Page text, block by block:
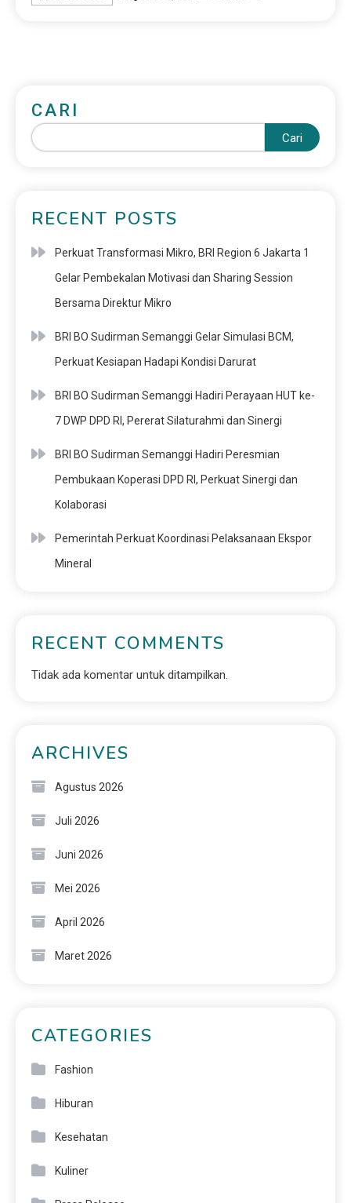
CARI
Cari
RECENT POSTS
Perkuat Transformasi Mikro, BRI Region 6 Jakarta 1
Gelar Pembekalan Motivasi dan Sharing Session
Bersama Direktur Mikro
BRI BO Sudirman Semanggi Gelar Simulasi BCM,
Perkuat Kesiapan Hadapi Kondisi Darurat
BRI BO Sudirman Semanggi Hadiri Perayaan HUT ke-
7 DWP DPD RI, Pererat Silaturahmi dan Sinergi
BRI BO Sudirman Semanggi Hadiri Peresmian
Pembukaan Koperasi DPD RI, Perkuat Sinergi dan
Kolaborasi
Pemerintah Perkuat Koordinasi Pelaksanaan Ekspor
Mineral
RECENT COMMENTS
Tidak ada komentar untuk ditampilkan.
ARCHIVES
Agustus 2026
Juli 2026
Juni 2026
Mei 2026
April 2026
Maret 2026
CATEGORIES
Fashion
Hiburan
Kesehatan
Kuliner